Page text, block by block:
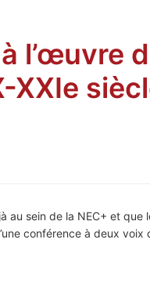
l’œuvre
au sein de la NEC+ et
conférence à deux voix